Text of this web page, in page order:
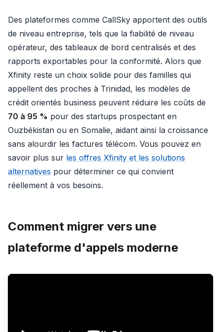
Des plateformes comme CallSky apportent des outils
de niveau entreprise, tels que la fiabilité de niveau
opérateur, des tableaux de bord centralisés et des
rapports exportables pour la conformité. Alors que
Xfinity reste un choix solide pour des familles qui
appellent des proches à Trinidad, les modèles de
crédit orientés business peuvent réduire les coûts de
70 à 95 % pour des startups prospectant en
Ouzbékistan ou en Somalie, aidant ainsi la croissance
sans alourdir les factures télécom. Vous pouvez en
savoir plus sur les offres Xfinity et les solutions
alternatives pour déterminer ce qui convient
réellement à vos besoins.
Comment migrer vers une
plateforme d'appels moderne